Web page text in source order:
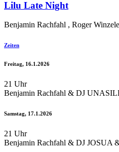
Lilu Late Night
Benjamin Rachfahl , Roger
Zeiten
Freitag, 16.1.2026
21 Uhr
Benjamin Rachfahl & DJ
Samstag, 17.1.2026
21 Uhr
Benjamin Rachfahl & DJ JOSUA